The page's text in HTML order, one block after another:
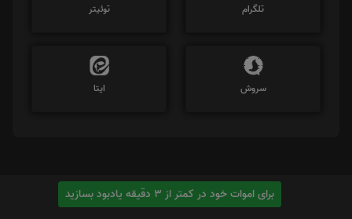
تلگرام توئیتر
سروش ایتا
برای اموات خود در کمتر از 3 دقیقه یادبود بسازید